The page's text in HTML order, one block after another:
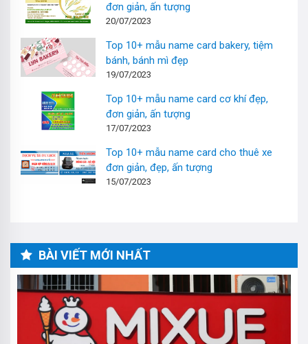
đơn giản, ấn tượng
20/07/2023
Top 10+ mẫu name card bakery, tiệm
bánh, bánh mì đẹp
19/07/2023
Top 10+ mẫu name card cơ khí đẹp,
đơn giản, ấn tượng
17/07/2023
Top 10+ mẫu name card cho thuê xe
đơn giản, đẹp, ấn tượng
15/07/2023
BÀI VIẾT MỚI NHẤT